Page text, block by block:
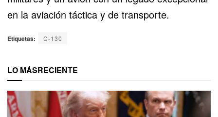
en la aviación táctica y de transporte.
Etiquetas: C-130
LO MÁSRECIENTE